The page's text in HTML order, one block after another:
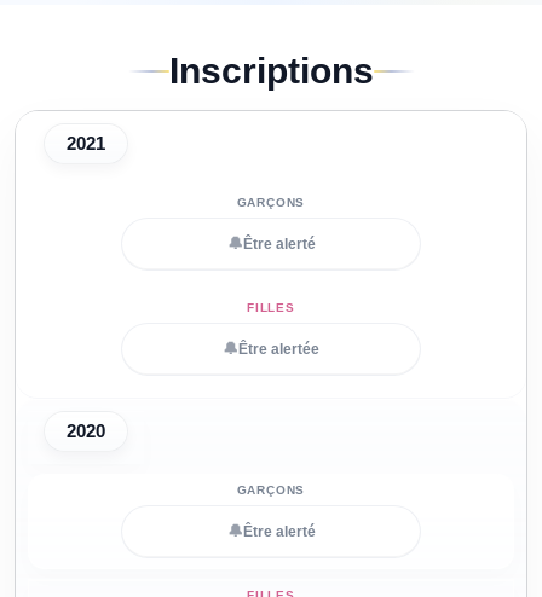
Inscriptions
2021
🔔 Être alerté
🔔 Être alertée
2020
🔔 Être alerté